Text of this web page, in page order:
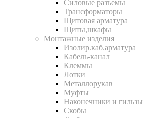
Силовые разъемы
Трансформаторы
Щитовая арматура
Щиты,шкафы
Монтажные изделия
Изолир.каб.арматура
Кабель-канал
Клеммы
Лотки
Металлорукав
Муфты
Наконечники и гильзы
Скобы